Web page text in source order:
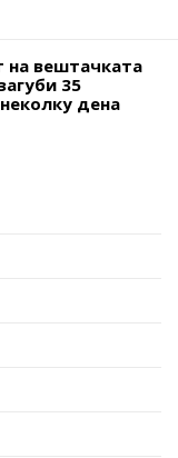
на вештачката
35
дена